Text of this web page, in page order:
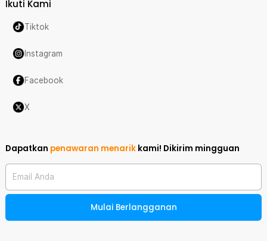
Ikuti Kami
Tiktok
Instagram
Facebook
X
Dapatkan penawaran menarik kami! Dikirim mingguan
Email Anda
Mulai Berlangganan